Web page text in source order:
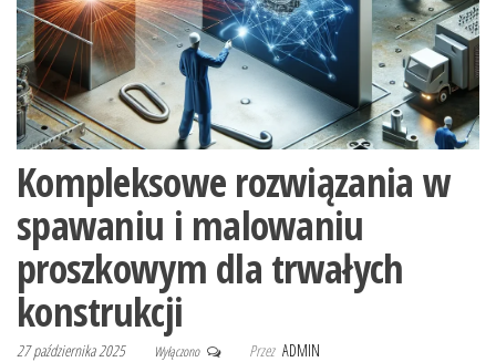
Kompleksowe rozwiązania w
spawaniu i malowaniu
proszkowym dla trwałych
konstrukcji
27 października 2025 Wyłączono Przez ADMIN